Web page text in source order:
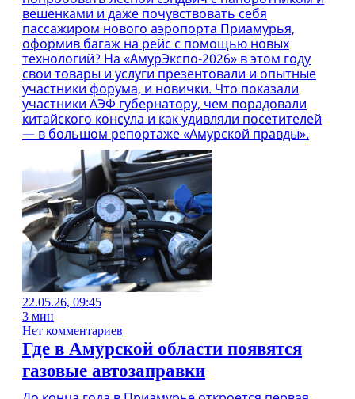
вешенками и даже почувствовать себя
пассажиром нового аэропорта Приамурья,
оформив багаж на рейс с помощью новых
технологий? На «АмурЭкспо-2026» в этом году
свои товары и услуги презентовали и опытные
участники форума, и новички. Что показали
участники АЭФ губернатору, чем порадовали
китайского консула и как удивляли посетителей
— в большом репортаже «Амурской правды».
22.05.26, 09:45
3 мин
Нет комментариев
Где в Амурской области появятся
газовые автозаправки